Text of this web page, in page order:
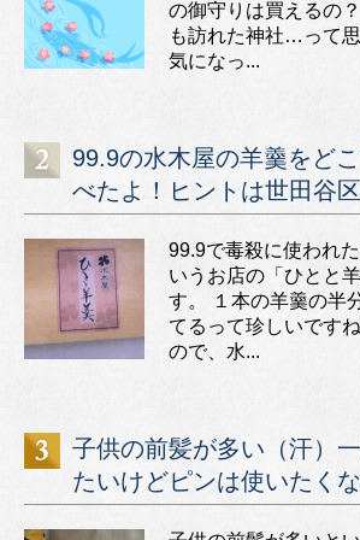
の御守りは買えるの
も訪れた神社…って
気になっ...
99.9の水木屋の羊羹をど
べたよ！ヒントは世田谷区
99.9で毒殺に使われ
いうお店の「ひとと
す。 １本の羊羹の半
てるって珍しいです
ので、水...
子供の前髪が多い（汗）
たいけどピンは使いたくな